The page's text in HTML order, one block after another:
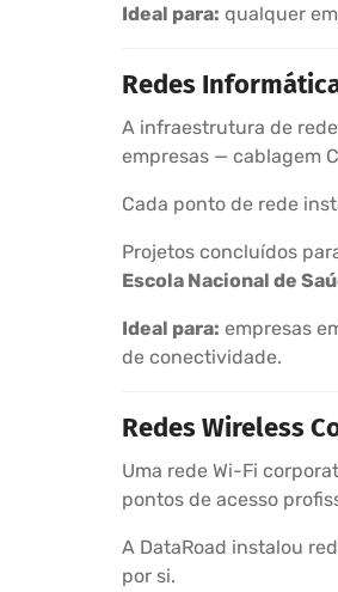
Ideal para: qualquer
Redes
A infraestrutura de
empresas — cablagem
Cada ponto de rede
Projetos concluídos
Escola Nacional de
Ideal para: empresas
de conectividade.
Redes Wireless
Uma rede Wi-Fi
pontos de acesso
A DataRoad instalou
por si.